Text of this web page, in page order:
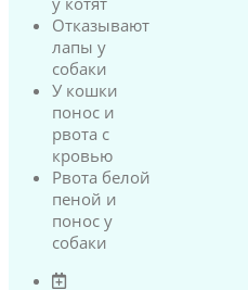
Отказывают
лапы у
собаки
У кошки
понос и
рвота с
кровью
Рвота белой
пеной и
понос у
собаки